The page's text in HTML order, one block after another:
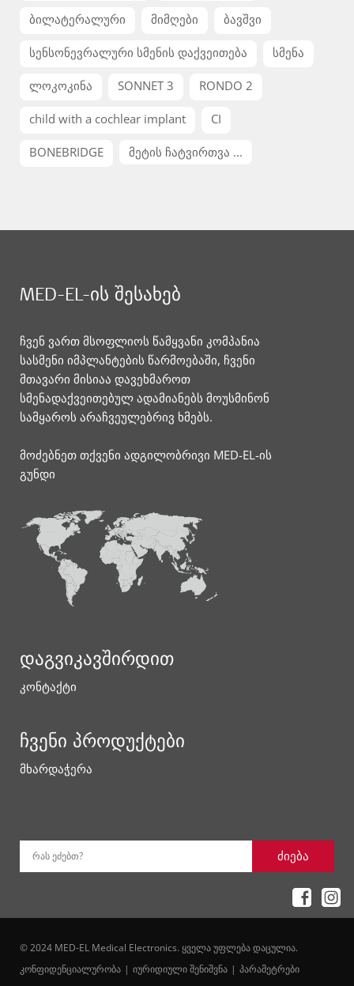
ბილატერალური მიმღები ბავშვი
სენსონევრალური სმენის დაქვეითება სმენა
ლოკოკინა SONNET 3 RONDO 2
child with a cochlear implant CI
BONEBRIDGE მეტის ჩატვირთვა ...
MED-EL-ის შესახებ
ჩვენ ვართ მსოფლიოს წამყვანი კომპანია
სასმენი იმპლანტების წარმოებაში, ჩვენი
მთავარი მისიაა დავეხმაროთ
სმენადაქვეითებულ ადამიანებს მოუსმინონ
სამყაროს არაჩვეულებრივ ხმებს.
მოძებნეთ თქვენი ადგილობრივი MED-EL-ის
გუნდი
დაგვიკავშირდით
კონტაქტი
ჩვენი პროდუქტები
მხარდაჭერა
რას ეძებთ? ძიება
© 2024 MED-EL Medical Electronics. ყველა უფლება დაცულია.
კონფიდენციალურობა
იურიდიული შენიშვნა პარამეტრები